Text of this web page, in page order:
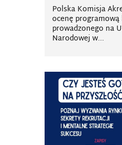
Polska Komisja
ocenę
prowadzonego na
Narodowej w...